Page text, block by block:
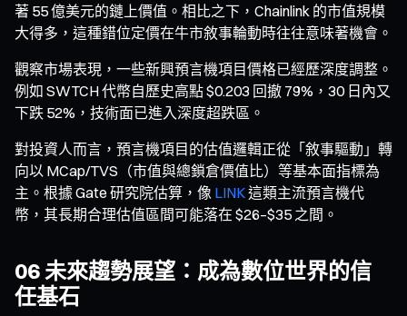
著 55 億美元的鏈上價值。相比之下，Chainlink 的市值規模
大得多，這種錯位定價在牛市敘事輪動時往往意味著機會。
觀察市場表現，一些新興預言機項目價格已經歷深度調整。
例如 SWTCH 代幣自歷史高點 $0.203 回撤 79%，30 日內又
下跌 52%，技術面已進入深度超跌區。
對投資人而言，預言機項目的估值邏輯正從「敘事驅動」轉
向以 MCap/TVS（市值與總鎖倉價值比）等基本面指標為
主。根據 Gate 研究院估算，像 LINK這類主流預言機代
幣，其長期合理估值區間可能落在 $26–$35 之間。
06 未來趨勢展望：成為數位世界的信
任基石